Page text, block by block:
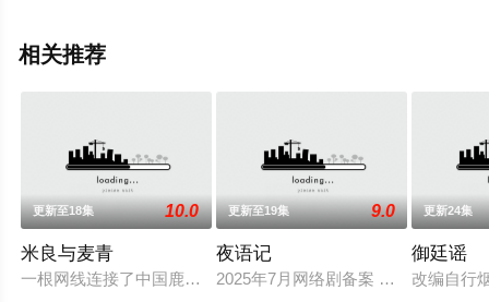
相关推荐
更新至18集 10.0
米良与麦青
一根网线连接了中国鹿鸣村和英国牛津，麦香通过视频向米良
更新至19集 9.0
夜语记
2025年7月网络剧备案 当代 都市 海
更新24集
御廷谣
改编自行